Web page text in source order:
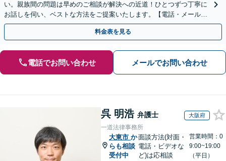
い。親族間の問題は早めのご相談が解決への近道！ひとつずつ丁寧に
お話しを伺い、ベストな方法をご提案いたします。【電話・メール相
談初回無料】【休日夜間対応可】【オンライン可能】
料金表を見る
電話でお問い合わせ メールでお問い合わせ
呉 明浩 弁護士 大阪府
一道法律事務所
大東市 か
らも相談
受付中
面談方法(対面・
電話・ビデオな
ど)は応相談
営業時間：0
9:00~19:00
（平日）